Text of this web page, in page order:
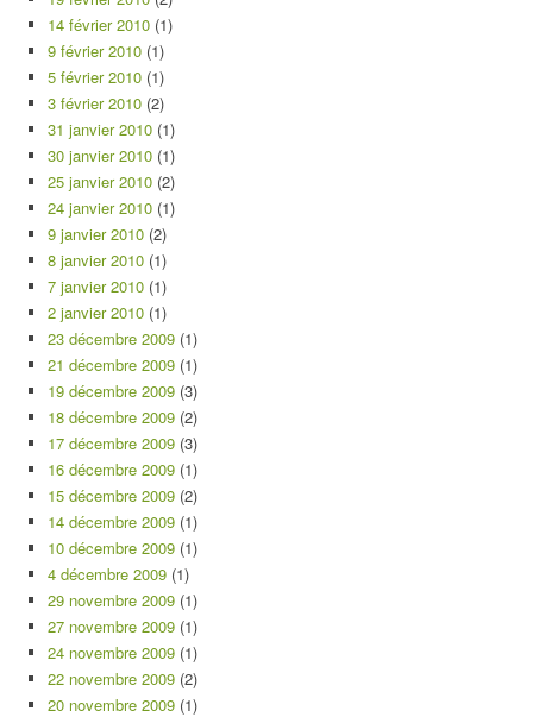
14 février 2010 (1)
9 février 2010 (1)
5 février 2010 (1)
3 février 2010 (2)
31 janvier 2010 (1)
30 janvier 2010 (1)
25 janvier 2010 (2)
24 janvier 2010 (1)
9 janvier 2010 (2)
8 janvier 2010 (1)
7 janvier 2010 (1)
2 janvier 2010 (1)
23 décembre 2009 (1)
21 décembre 2009 (1)
19 décembre 2009 (3)
18 décembre 2009 (2)
17 décembre 2009 (3)
16 décembre 2009 (1)
15 décembre 2009 (2)
14 décembre 2009 (1)
10 décembre 2009 (1)
4 décembre 2009 (1)
29 novembre 2009 (1)
27 novembre 2009 (1)
24 novembre 2009 (1)
22 novembre 2009 (2)
20 novembre 2009 (1)